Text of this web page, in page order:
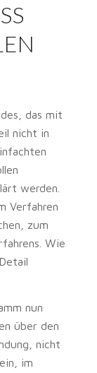
das mit
nicht in
werden.
Verfahren
zum
Wie
nun
über den
nicht
im